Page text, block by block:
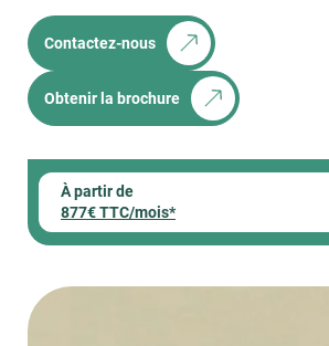
Obtenir la brochure
Contactez-nous
À partir de
877€ TTC/mois*